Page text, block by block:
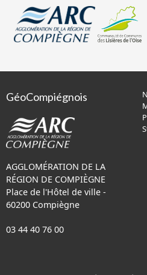
GéoCompiégnois
AGGLOMÉRATION DE LA
RÉGION DE COMPIÈGNE
Place de l'Hôtel de ville -
60200 Compiègne
03 44 40 76 00